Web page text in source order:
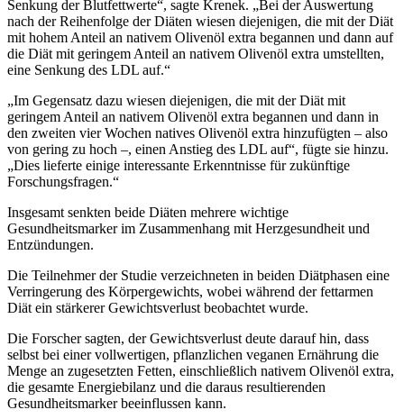
Senkung der Blutfettwerte“, sagte Krenek. „Bei der Auswertung
nach der Reihenfolge der Diäten wiesen diejenigen, die mit der Diät
mit hohem Anteil an nativem Olivenöl extra begannen und dann auf
die Diät mit geringem Anteil an nativem Olivenöl extra umstellten,
eine Senkung des LDL auf.“
„Im Gegensatz dazu wiesen diejenigen, die mit der Diät mit
geringem Anteil an nativem Olivenöl extra begannen und dann in
den zweiten vier Wochen natives Olivenöl extra hinzufügten – also
von gering zu hoch –, einen Anstieg des LDL auf“, fügte sie hinzu.
„Dies lieferte einige interessante Erkenntnisse für zukünftige
Forschungsfragen.“
Insgesamt senkten beide Diäten mehrere wichtige
Gesundheitsmarker im Zusammenhang mit Herzgesundheit und
Entzündungen.
Die Teilnehmer der Studie verzeichneten in beiden Diätphasen eine
Verringerung des Körpergewichts, wobei während der fettarmen
Diät ein stärkerer Gewichtsverlust beobachtet wurde.
Die Forscher sagten, der Gewichtsverlust deute darauf hin, dass
selbst bei einer vollwertigen, pflanzlichen veganen Ernährung die
Menge an zugesetzten Fetten, einschließlich nativem Olivenöl extra,
die gesamte Energiebilanz und die daraus resultierenden
Gesundheitsmarker beeinflussen kann.